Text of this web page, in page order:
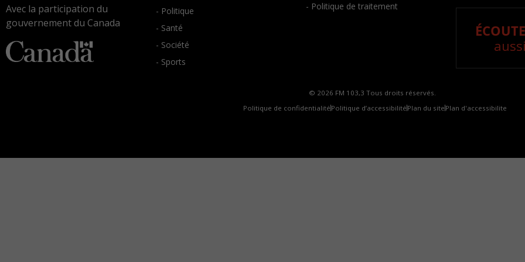
Avec la participation du
gouvernement du Canada
- Politique
- Santé
- Société
- Sports
- Politique de traitement
© 2026 FM 103,3 Tous droits réservés.
Politique de confidentialité Politique d’accessibilité Plan du site Plan d'accessibilite